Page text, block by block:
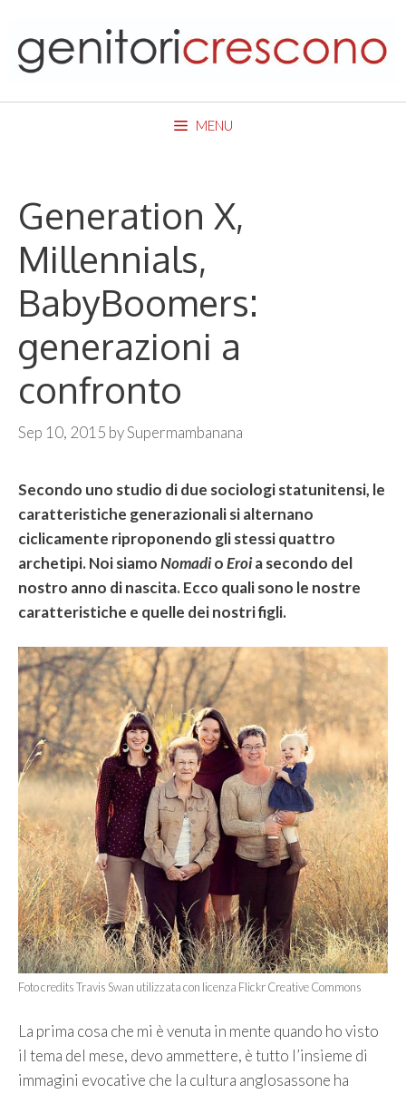
content
MENU
Generation X,
Millennials,
BabyBoomers:
generazioni a
confronto
Sep 10, 2015 bySupermambanana
Secondo uno studio di due sociologi statunitensi, le
caratteristiche generazionali si alternano
ciclicamente riproponendo gli stessi quattro
archetipi. Noi siamoNomadioEroia secondo del
nostro anno di nascita. Ecco quali sono le nostre
caratteristiche e quelle dei nostri figli.
Foto credits Travis Swan utilizzata con licenza Flickr Creative Commons
La prima cosa che mi è venuta in mente quando ho visto
il tema del mese, devo ammettere, è tutto l’insieme di
immagini evocative che la cultura anglosassone ha